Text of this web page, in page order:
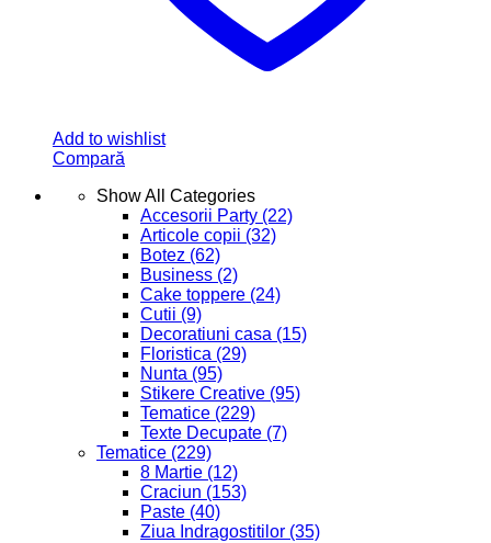
Add to wishlist
Compară
Show All Categories
Accesorii Party (22)
Articole copii (32)
Botez (62)
Business (2)
Cake toppere (24)
Cutii (9)
Decoratiuni casa (15)
Floristica (29)
Nunta (95)
Stikere Creative (95)
Tematice (229)
Texte Decupate (7)
Tematice (229)
8 Martie (12)
Craciun (153)
Paste (40)
Ziua Indragostitilor (35)